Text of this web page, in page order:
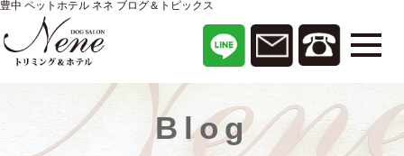
豊中 ペットホテル ネネ ブログ＆トピックス
Blog